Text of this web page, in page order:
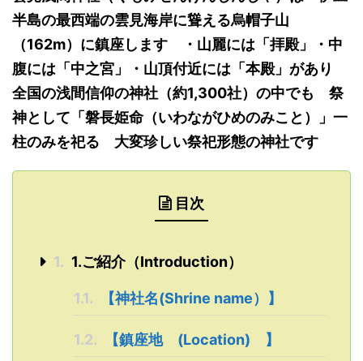
半島の最西端の雲見海岸に聳える烏帽子山
（162m）に鎮座します ・山麗には「拝殿」・中
腹には「中之宮」・山頂付近には「本殿」があり
全国の浅間信仰の神社 （約1,300社） の中でも 祭
神として「磐長姫命（いわながひめのみこと ） 」 一
柱のみを祀る 大変珍しい祭祀形態の神社です
目次
1. 1.ご紹介（Introduction）
1.1. 【神社名(Shrine name）】
1.2. 【鎮座地 (Location) 】